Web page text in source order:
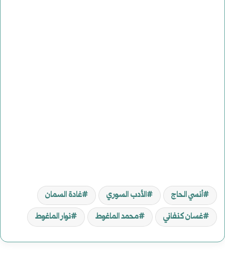
أنسي الحاج الأدب السوري
غادة السمان
غسان كنفاني
محمد الماغوط نوار الماغوط